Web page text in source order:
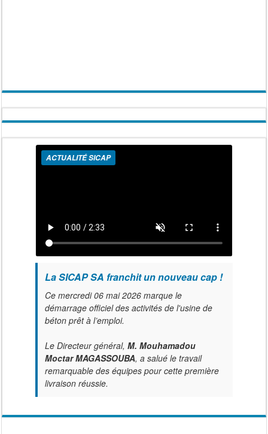
ACTUALITÉ SICAP
La SICAP SA franchit un nouveau cap !
Ce mercredi 06 mai 2026 marque le
démarrage officiel des activités de l'usine de
béton prêt à l’emploi.
Le Directeur général, M. Mouhamadou
Moctar MAGASSOUBA, a salué le travail
remarquable des équipes pour cette première
livraison réussie.